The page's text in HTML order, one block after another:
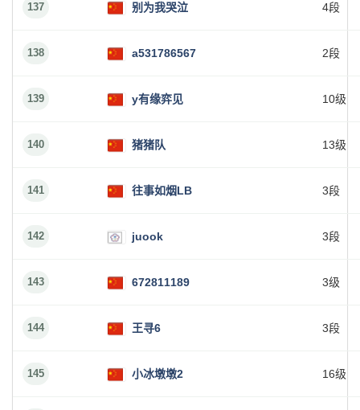
137 别为我哭泣 4段
138 a531786567 2段
139 y有缘弈见 10级
140 猪猪队 13级
141 往事如烟LB 3段
142 juook 3段
143 672811189 3级
144 王寻6 3段
145 小冰墩墩2 16级